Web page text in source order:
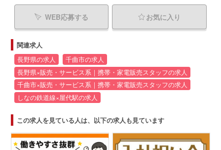
WEB応募する お気に入り
関連求人
長野県の求人
千曲市の求人
長野県×販売・サービス系｜携帯・家電販売スタッフの求人
千曲市×販売・サービス系｜携帯・家電販売スタッフの求人
しなの鉄道線×屋代駅の求人
この求人を見ている人は、以下の求人も見ています